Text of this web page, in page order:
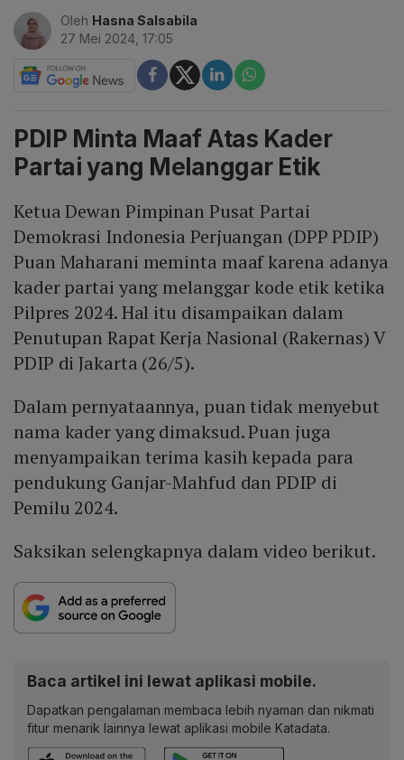
Oleh Hasna Salsabila
27 Mei 2024, 17:05
PDIP Minta Maaf Atas Kader
Partai yang Melanggar Etik
Ketua Dewan Pimpinan Pusat Partai
Demokrasi Indonesia Perjuangan (DPP PDIP)
Puan Maharani meminta maaf karena adanya
kader partai yang melanggar kode etik ketika
Pilpres 2024. Hal itu disampaikan dalam
Penutupan Rapat Kerja Nasional (Rakernas) V
PDIP di Jakarta (26/5).
Dalam pernyataannya, puan tidak menyebut
nama kader yang dimaksud. Puan juga
menyampaikan terima kasih kepada para
pendukung Ganjar-Mahfud dan PDIP di
Pemilu 2024.
Saksikan selengkapnya dalam video berikut.
Baca artikel ini lewat aplikasi mobile.
Dapatkan pengalaman membaca lebih nyaman dan nikmati
fitur menarik lainnya lewat aplikasi mobile Katadata.